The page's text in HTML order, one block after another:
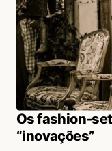
Os fashion-
“inovações”